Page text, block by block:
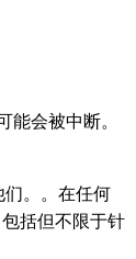
会被中断。
们。。在任何
括但不限于针